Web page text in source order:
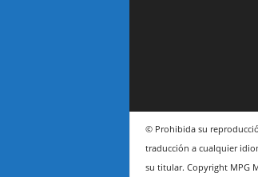
© Prohibida su
traducción a cualquier
su titular. Copyright MPG